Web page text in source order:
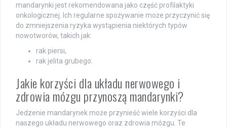
mandarynki jest rekomendowana jako część profilaktyki
onkologicznej. Ich regularne spożywanie może przyczynić się
do zmniejszenia ryzyka wystąpienia niektórych typów
nowotworów, takich jak:
rak piersi,
rak jelita grubego.
Jakie korzyści dla układu nerwowego i
zdrowia mózgu przynoszą mandarynki?
Jedzenie mandarynek może przynieść wiele korzyści dla
naszego układu nerwowego oraz zdrowia mózgu. Te